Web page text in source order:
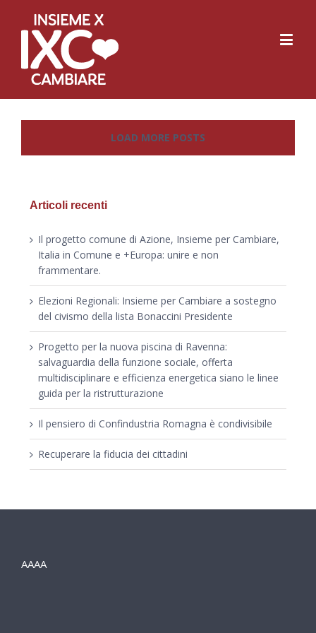
LOAD MORE POSTS
Articoli recenti
Il progetto comune di Azione, Insieme per Cambiare,
Italia in Comune e +Europa: unire e non
frammentare.
Elezioni Regionali: Insieme per Cambiare a sostegno
del civismo della lista Bonaccini Presidente
Progetto per la nuova piscina di Ravenna:
salvaguardia della funzione sociale, offerta
multidisciplinare e efficienza energetica siano le linee
guida per la ristrutturazione
Il pensiero di Confindustria Romagna è condivisibile
Recuperare la fiducia dei cittadini
AAAA